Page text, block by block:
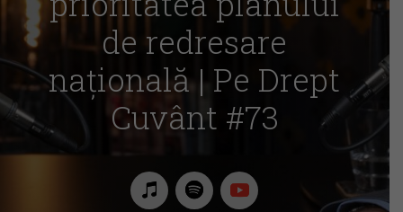
de redresare
națională | Pe Drept
Cuvânt #73